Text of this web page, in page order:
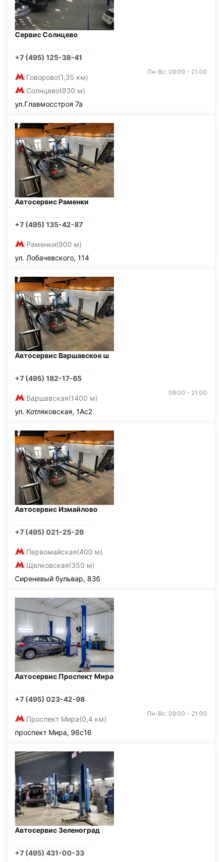
Сервис Солнцево
+7 (495) 125-38-41
Говорово(1,35 км)
Солнцево(930 м)
Пн-Вс: 09:00 - 21:00
ул.Главмосстроя 7а
Автосервис Раменки
+7 (495) 135-42-87
Раменки(900 м)
ул. Лобачевского, 114
Автосервис Варшавское ш
+7 (495) 182-17-65
Варшавская(1400 м)
09:00 - 21:00
ул. Котляковская, 1Ас2
Автосервис Измайлово
+7 (495) 021-25-26
Первомайская(400 м)
Щелковская(350 м)
Сиреневый бульвар, 83б
Автосервис Проспект Мира
+7 (495) 023-42-98
Проспект Мира(0,4 км)
Пн-Вс: 09:00 - 21:00
проспект Мира, 96с16
Автосервис Зеленоград
+7 (495) 431-00-33